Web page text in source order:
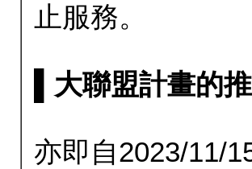
止服務。
▌大聯盟計畫的
亦即自2023/11/